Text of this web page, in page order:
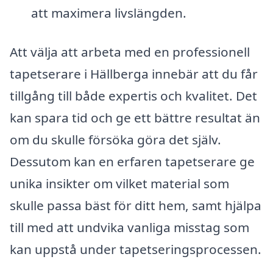
att maximera livslängden.
Att välja att arbeta med en professionell
tapetserare i Hällberga innebär att du får
tillgång till både expertis och kvalitet. Det
kan spara tid och ge ett bättre resultat än
om du skulle försöka göra det själv.
Dessutom kan en erfaren tapetserare ge
unika insikter om vilket material som
skulle passa bäst för ditt hem, samt hjälpa
till med att undvika vanliga misstag som
kan uppstå under tapetseringsprocessen.